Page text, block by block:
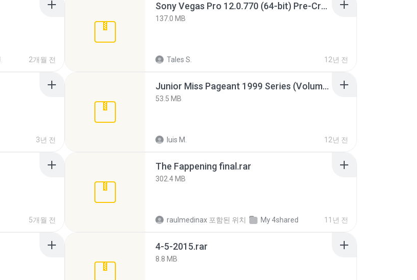
2개월 전
Sony Vegas Pro 12.0.770 (64-bit) Pre-Cracked.zip
137.0 MB
Tales S. 12년 전
3년 전
Junior Miss Pageant 1999 Series (Volume I Part I NC 6).7z
53.5 MB
luis M. 12년 전
5개월 전
The Fappening final.rar
302.4 MB
raulmedinax 포함된 위치 My 4shared 11년 전
4-5-2015.rar
8.8 MB